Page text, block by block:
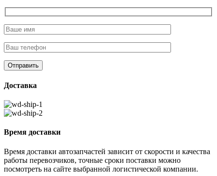
Доставка
Время доставки
Время доставки автозапчастей зависит от скорости и качества
работы перевозчиков, точные сроки поставки можно
посмотреть на сайте выбранной логистической компании.